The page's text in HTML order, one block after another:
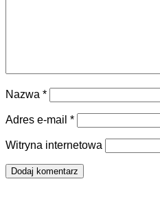
Nazwa *
Adres e-mail *
Witryna internetowa